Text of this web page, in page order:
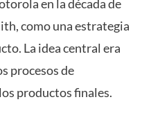
en la década de
como una estrategia
La idea central era
procesos de
productos finales.